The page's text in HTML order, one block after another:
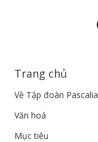
Trang chủ
Về Tập đoàn Pascalia
Văn hoá
Mục tiêu